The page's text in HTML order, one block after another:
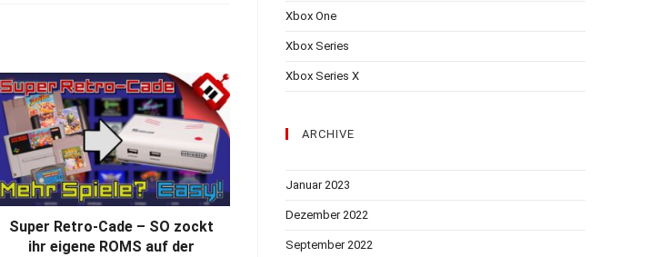
Super Retro-Cade – SO zockt
ihr eigene ROMS auf der
Xbox One
Xbox Series
Xbox Series X
ARCHIVE
Januar 2023
Dezember 2022
September 2022